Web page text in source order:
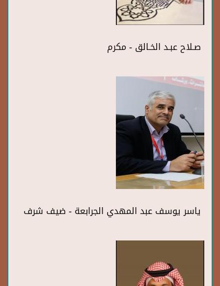
صـلاح عبـد الخـالق - مكرم
ياسر يوسف عبد المهدي الجرابعة - ضيف شرف